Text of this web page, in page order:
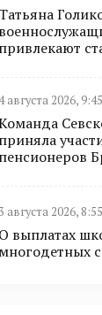
Татьяна
привлекают
4 августа 2026, 9:45
приняла
пенсионеров
3 августа 2026, 8:55
О выплатах
многодетных